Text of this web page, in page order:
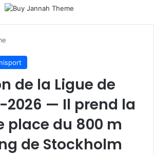
de la Ligue de
— Il prend la
place du 800 m
de Stockholm